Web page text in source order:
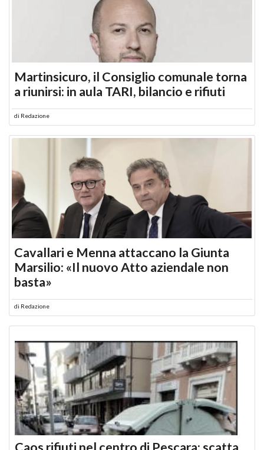
Martinsicuro, il Consiglio comunale torna
a riunirsi: in aula TARI, bilancio e rifiuti
di Redazione
Cavallari e Menna attaccano la Giunta
Marsilio: «Il nuovo Atto aziendale non
basta»
di Redazione
Caos rifiuti nel centro di Pescara: scatta